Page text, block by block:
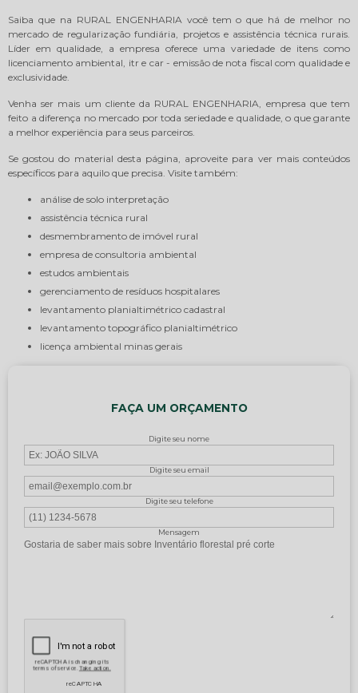
Saiba que na RURAL ENGENHARIA você tem o que há de melhor no
mercado de regularização fundiária, projetos e assistência técnica rurais.
Líder em qualidade, a empresa oferece uma variedade de itens como
licenciamento ambiental, itr e car - emissão de nota fiscal com qualidade e
exclusividade.
Venha ser mais um cliente da RURAL ENGENHARIA, empresa que tem
feito a diferença no mercado por toda seriedade e qualidade, o que garante
a melhor experiência para seus parceiros.
Se gostou do material desta página, aproveite para ver mais conteúdos
específicos para aquilo que precisa. Visite também:
análise de solo interpretação
assistência técnica rural
desmembramento de imóvel rural
empresa de consultoria ambiental
estudos ambientais
gerenciamento de resíduos hospitalares
levantamento planialtimétrico cadastral
levantamento topográfico planialtimétrico
licença ambiental minas gerais
FAÇA UM ORÇAMENTO
Digite seu nome
Digite seu email
Digite seu telefone
Mensagem